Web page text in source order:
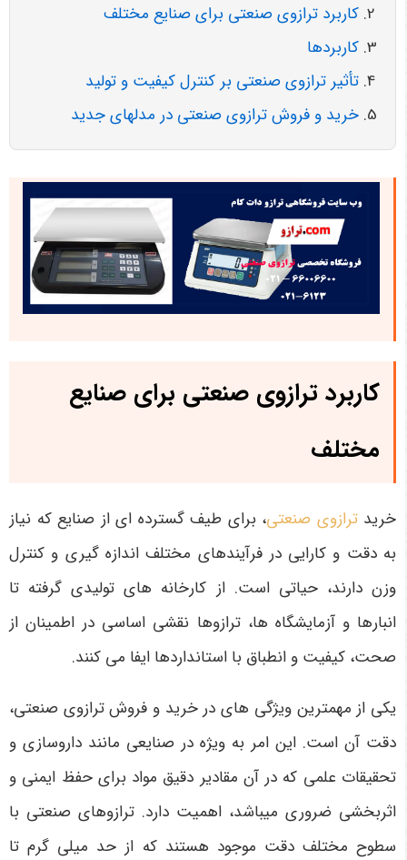
کاربرد ترازوی صنعتی برای صنایع مختلف
کاربردها
تأثیر ترازوی صنعتی بر کنترل کیفیت و تولید
خرید و فروش ترازوی صنعتی در مدل­های جدید
کاربرد ترازوی صنعتی برای صنایع
مختلف
خریدترازوی صنعتی، برای طیف گسترده ای از صنایع که نیاز
به دقت و کارایی در فرآیندهای مختلف اندازه گیری و کنترل
وزن دارند، حیاتی است. از کارخانه های تولیدی گرفته تا
انبارها و آزمایشگاه ها، ترازوها نقشی اساسی در اطمینان از
صحت، کیفیت و انطباق با استانداردها ایفا می کنند.
یکی از مهمترین ویژگی های در خرید و فروش ترازوی صنعتی،
دقت آن است. این امر به ویژه در صنایعی مانند داروسازی و
تحقیقات علمی که در آن مقادیر دقیق مواد برای حفظ ایمنی و
اثربخشی ضروری می­باشد، اهمیت دارد. ترازوهای صنعتی با
سطوح مختلف دقت موجود هستند که از حد میلی گرم تا